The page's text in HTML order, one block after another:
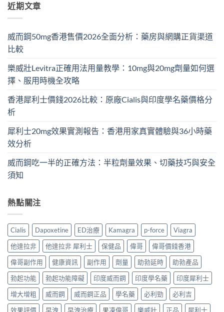
近期文章
威而鋼50mg香港售價2026全面分析：藥房與網購正貨渠道
比較
樂威壯Levitra正確用法用量教學：10mg與20mg劑量如何選
擇、服用時機全攻略
香港犀利士價錢2026比較：原廠Cialis與印度學名藥價格分
析
犀利士20mg效果實測報告：香港用家真實體驗與36小時藥
效分析
威而鋼吃一半的正確方法：半粒劑量效果、切藥技巧與安全
須知
熱點關注
Cialis Dapoxetine ED治療 Kamagra p-force
Viagra
他達拉非
他達拉非 犀利士 保健品 偉哥
偉哥價錢香港
偉哥副作用
健康資訊 副作用 劑量 助勃延時
助勃產品
勃起功能
勃起功能障礙 印度威而鋼 印度學名藥
印度犀利士
增大增粗
威而鋼 威而鋼正品 學名藥 必利勁
必利吉
效果評價
早洩 早洩治療 果凍偉哥 樂威壯 正品 犀利士